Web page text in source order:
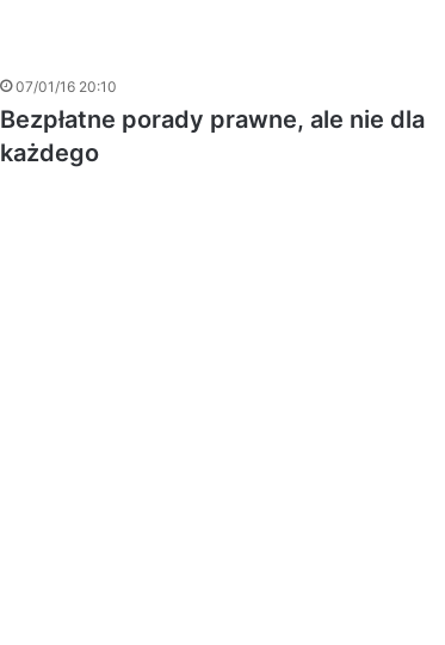
07/01/16 20:10
Bezpłatne porady prawne, ale nie dla
każdego